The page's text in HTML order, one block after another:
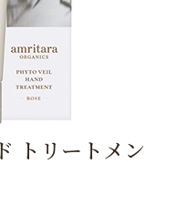
トリートメン